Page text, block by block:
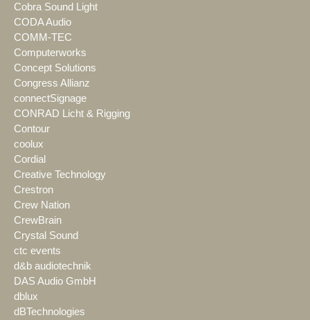
Cobra Sound Light
CODA Audio
COMM-TEC
Computerworks
Concept Solutions
Congress Allianz
connectSignage
CONRAD Licht & Rigging
Contour
coolux
Cordial
Creative Technology
Crestron
Crew Nation
CrewBrain
Crystal Sound
ctc events
d&b audiotechnik
DAS Audio GmbH
dblux
dBTechnologies